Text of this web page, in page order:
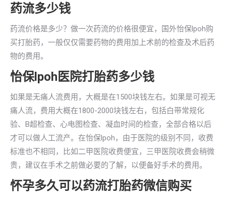
药流多少钱
药流价格是多少？做一次药流的价格很便宜，国外怡保lpoh购
买打胎药，一般仅仅需要药物的费用加上术前的检查及术后药
物的费用。
怡保lpoh医院打胎药多少钱
如果是无痛人流费用，大概是在1500块钱左右。如果是可视无
痛人流，费用大概在1800-2000块钱左右，包括白带常规化
验、B超检查、心电图检查、凝血时间的检查，全部合格以后
才可以做人工流产。在怡保lpoh，由于医院的级别不同，收费
标准也不相同，比如二甲医院收费便宜，三甲医院收费会稍微
贵，建议在手术之前做必要的了解，以便备好手术的费用。
怀孕多久可以药流打胎药微信购买